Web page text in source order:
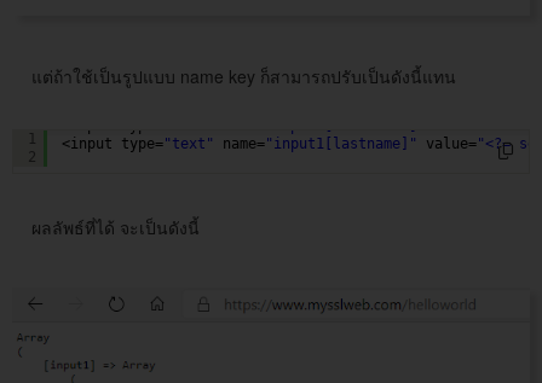
แต่ถ้าใช้เป็นรูปแบบ name key ก็สามารถปรับเป็นดังนี้แทน
1
2
<input type="text" name="input1[lastname]" value="<?=
ผลลัพธ์ที่ได้ จะเป็นดังนี้